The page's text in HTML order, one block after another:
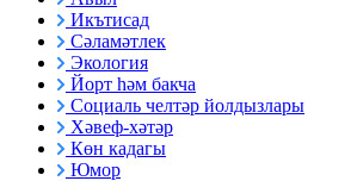
Икътисад
Сәламәтлек
Экология
Йорт һәм бакча
Социаль челтәр йолдызлары
Хәвеф-хәтәр
Көн кадагы
Юмор